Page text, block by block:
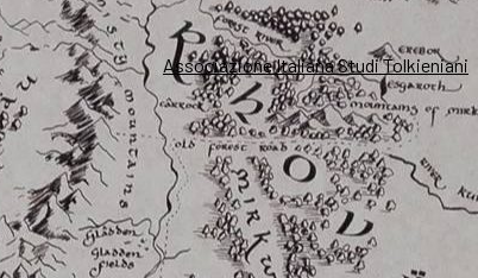
Associazione Italiana Studi Tolkieniani